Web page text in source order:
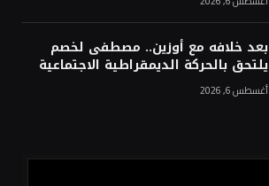
بعد خلافه مع أوزين.. مصطفى لخصم
يلتحق بالحركة الديمقراطية الاجتماعية
أغسطس 6, 2026